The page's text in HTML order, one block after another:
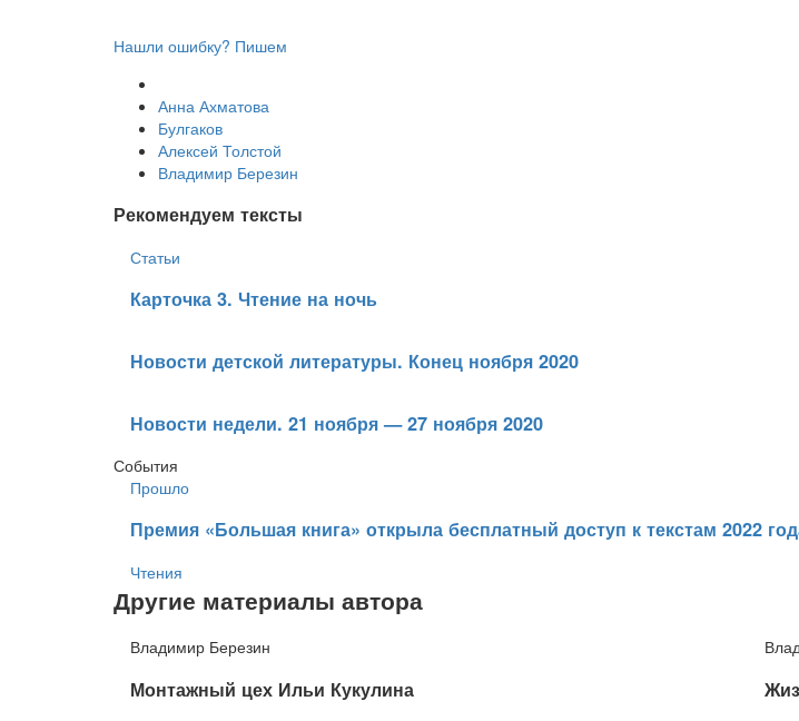
Нашли ошибку? Пишем
Анна Ахматова
Булгаков
Алексей Толстой
Владимир Березин
Рекомендуем тексты
Статьи
​Карточка 3. Чтение на ночь
Новости детской литературы. Конец ноября 2020
​Новости недели. 21 ноября — 27 ноября 2020
События
Прошло
​Премия «Большая книга» открыла бесплатный доступ к текстам 2022
Чтения
Другие материалы автора
Владимир Березин
​Монтажный цех Ильи Кукулина